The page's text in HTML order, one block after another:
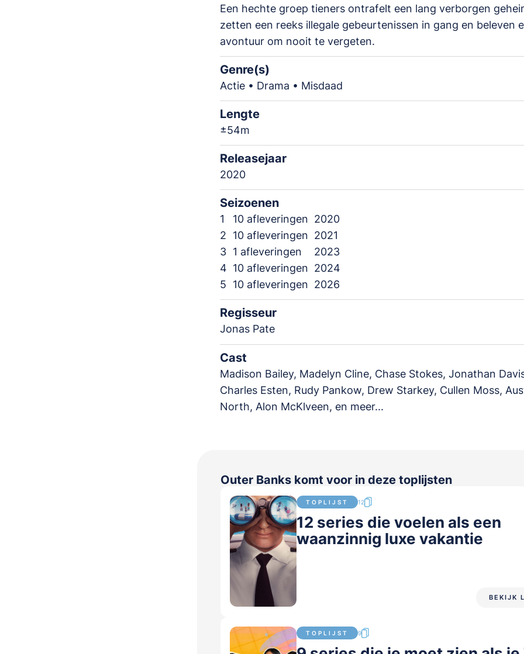
Een hechte groep tieners ontrafelt een lang verborgen
zetten een reeks illegale gebeurtenissen in gang en beleven
avontuur om nooit te vergeten.
Genre(s)
Actie • Drama • Misdaad
Lengte
±54m
Releasejaar
2020
Seizoenen
1 10 afleveringen 2020
2
10 afleveringen 2021
3 1 afleveringen
2023
4 10 afleveringen 2024
5
10 afleveringen 2026
Regisseur
Jonas Pate
Cast
Madison Bailey, Madelyn Cline, Chase Stokes, Jonathan
Charles Esten, Rudy Pankow, Drew Starkey, Cullen Moss,
North, Alon McKlveen, en meer...
Outer Banks komt voor in deze toplijsten
TOPLIJST 12
12 series die voelen als een
waanzinnig luxe vakantie
BEKIJK
TOPLIJST 9